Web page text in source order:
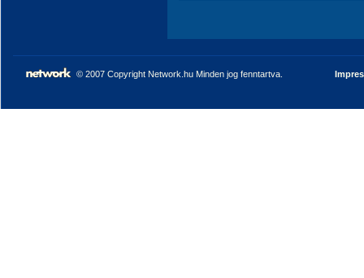
© 2007 Copyright Network.hu Minden jog fenntartva.